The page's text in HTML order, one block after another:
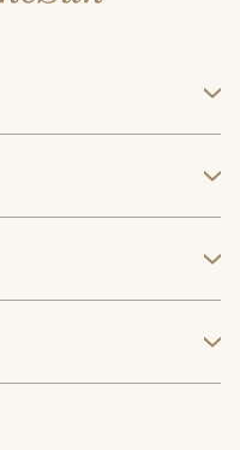
+
+
+
+